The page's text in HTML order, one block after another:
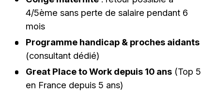
4/5ème sans perte de salaire pendant 6
mois
Programme handicap & proches aidants
(consultant dédié)
Great Place to Work depuis 10 ans(Top 5
en France depuis 5 ans)